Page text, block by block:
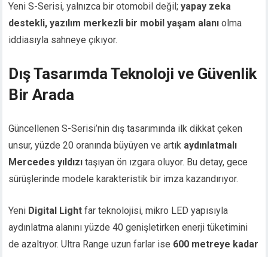
Yeni S-Serisi, yalnızca bir otomobil değil;yapay zeka
destekli, yazılım merkezli bir mobil yaşam alanı olma
iddiasıyla sahneye çıkıyor.
Dış Tasarımda Teknoloji ve Güvenlik
Bir Arada
Güncellenen S-Serisi’nin dış tasarımında ilk dikkat çeken
unsur, yüzde 20 oranında büyüyen ve artık aydınlatmalı
Mercedes yıldızı taşıyan ön ızgara oluyor. Bu detay, gece
sürüşlerinde modele karakteristik bir imza kazandırıyor.
Yeni Digital Light far teknolojisi, mikro LED yapısıyla
aydınlatma alanını yüzde 40 genişletirken enerji tüketimini
de azaltıyor. Ultra Range uzun farlar ise 600 metreye kadar